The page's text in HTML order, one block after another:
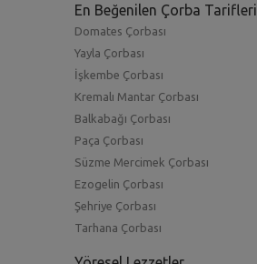
En Beğenilen Çorba Tarifleri
Domates Çorbası
Yayla Çorbası
İşkembe Çorbası
Kremalı Mantar Çorbası
Balkabağı Çorbası
Paça Çorbası
Süzme Mercimek Çorbası
Ezogelin Çorbası
Şehriye Çorbası
Tarhana Çorbası